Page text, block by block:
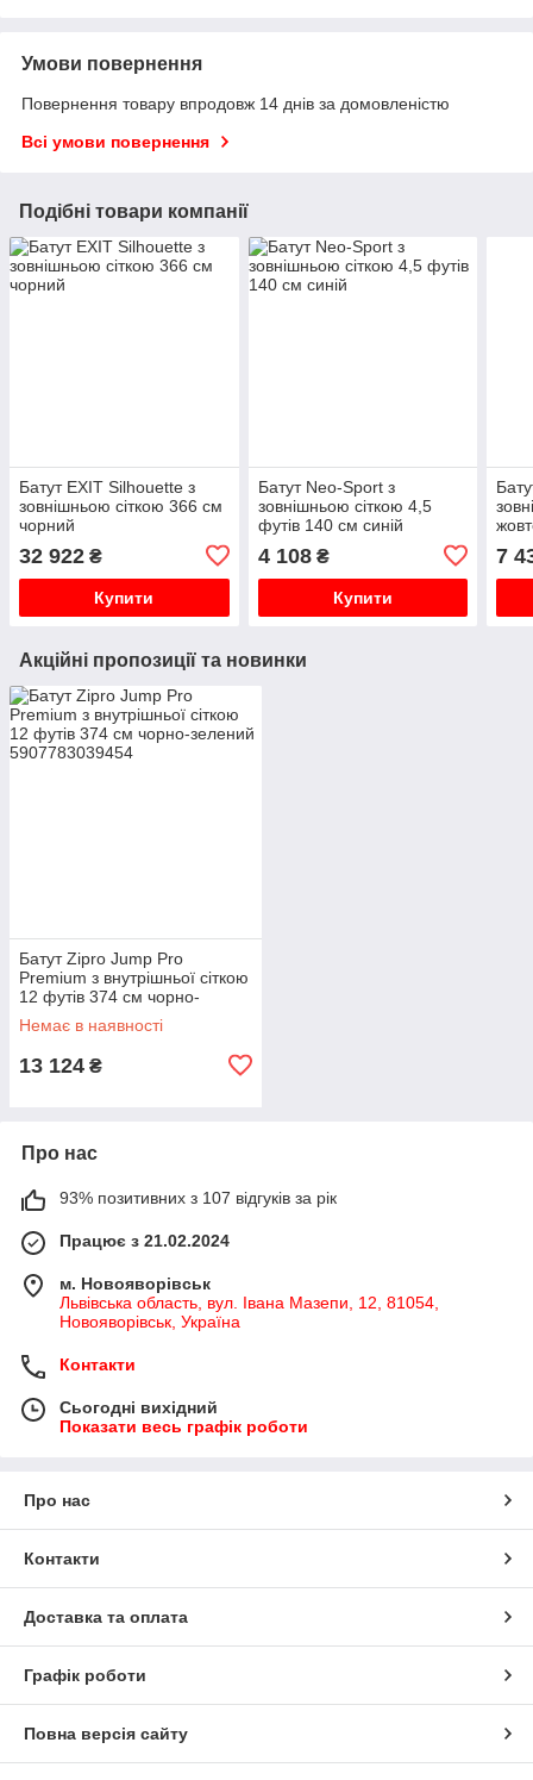
Умови повернення
Повернення товару впродовж 14 днів за домовленістю
Всі умови повернення
Подібні товари компанії
Батут EXIT Silhouette з
зовнішньою сіткою 366 см
чорний
32 922 ₴
Купити
Батут Neo-Sport з
зовнішньою сіткою 4,5
футів 140 см синій
4 108₴
Купити
7
Акційні пропозиції та новинки
Батут Zipro Jump Pro
Premium з внутрішньої сіткою
12 футів 374 см чорно-
зелений
Немає в наявності
13 124 ₴
Про нас
93% позитивних з 107 відгуків за рік
Працює з 21.02.2024
м. Новояворівськ
Львівська область, вул. Івана Мазепи, 12, 81054,
Новояворівськ, Україна
Контакти
Сьогодні вихідний
Показати весь графік роботи
Про нас
Контакти
Доставка та оплата
Графік роботи
Повна версія сайту